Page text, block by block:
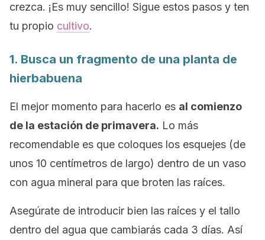
crezca. ¡Es muy sencillo! Sigue estos pasos y ten
tu propio cultivo.
1. Busca un fragmento de una planta de
hierbabuena
El mejor momento para hacerlo es al comienzo
de la estación de primavera. Lo más
recomendable es que coloques los esquejes (de
unos 10 centímetros de largo) dentro de un vaso
con agua mineral para que broten las raíces.
Asegúrate de introducir bien las raíces y el tallo
dentro del agua que cambiarás cada 3 días. Así